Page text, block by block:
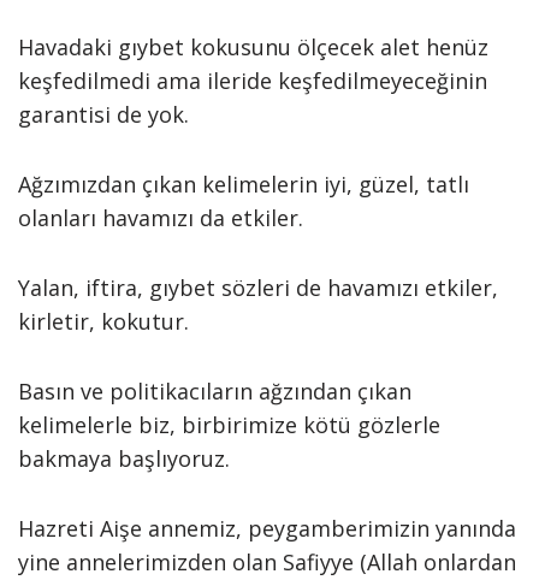
Havadaki gıybet kokusunu ölçecek alet henüz
keşfedilmedi ama ileride keşfedilmeyeceğinin
garantisi de yok.
Ağzımızdan çıkan kelimelerin iyi, güzel, tatlı
olanları havamızı da etkiler.
Yalan, iftira, gıybet sözleri de havamızı etkiler,
kirletir, kokutur.
Basın ve politikacıların ağzından çıkan
kelimelerle biz, birbirimize kötü gözlerle
bakmaya başlıyoruz.
Hazreti Aişe annemiz, peygamberimizin yanında
yine annelerimizden olan Safiyye (Allah onlardan